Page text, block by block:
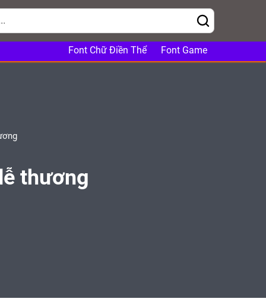
Font Chữ Điền Thể Font Game
thương